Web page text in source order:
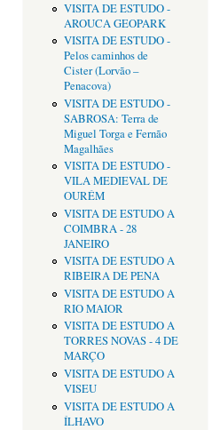
VISITA DE ESTUDO -
AROUCA GEOPARK
VISITA DE ESTUDO -
Pelos caminhos de
Cister (Lorvão –
Penacova)
VISITA DE ESTUDO -
SABROSA: Terra de
Miguel Torga e Fernão
Magalhães
VISITA DE ESTUDO -
VILA MEDIEVAL DE
OURÉM
VISITA DE ESTUDO A
COIMBRA - 28
JANEIRO
VISITA DE ESTUDO A
RIBEIRA DE PENA
VISITA DE ESTUDO A
RIO MAIOR
VISITA DE ESTUDO A
TORRES NOVAS - 4 DE
MARÇO
VISITA DE ESTUDO A
VISEU
VISITA DE ESTUDO A
ÍLHAVO